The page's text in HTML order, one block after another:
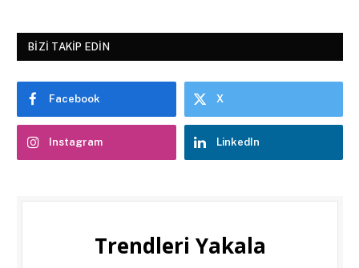
BIZI TAKIP EDIN
Facebook X
Instagram LinkedIn
Trendleri Yakala